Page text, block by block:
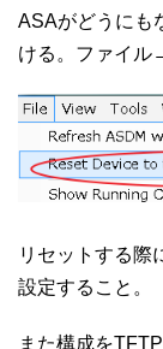
ASAがどうにも
ける。ファイル
リセットする際
設定すること。
また構成を